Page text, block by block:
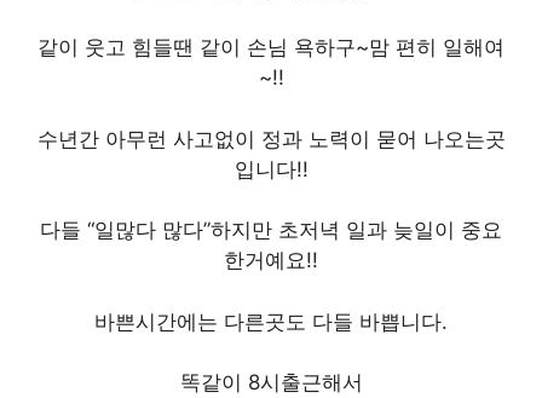
같이 웃고 힘들땐 같이 손님 욕하구~맘 편히 일해여
~!!
수년간 아무런 사고없이 정과 노력이 묻어 나오는곳
입니다!!
다들 “일많다 많다”하지만 초저녁 일과 늦일이 중요
한거예요!!
바쁜시간에는 다른곳도 다들 바쁩니다.
똑같이 8시출근해서